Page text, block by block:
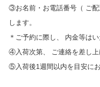
③お名前・お電話番号（ ご
します。
＊ご予約に際し、 内金等は
④入荷次第、 ご連絡を差し上
⑤入荷後1週間以内を目安に